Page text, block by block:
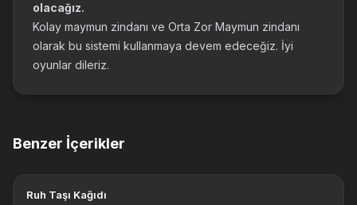
olacağız.
Kolay maymun zindanı ve Orta Zor Maymun zindanı
olarak bu sistemi kullanmaya devem edeceğiz. İyi
oyunlar dileriz.
Benzer İçerikler
Ruh Taşı Kağıdı